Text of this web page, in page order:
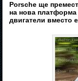
Porsche ще
на нова
двигатели вместо